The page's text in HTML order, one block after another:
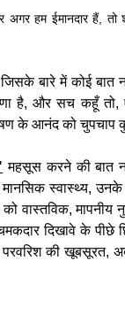
हम ईमानदार हैं, तो
बारे में कोई बात
है, और सच कहूँ तो,
के आनंद को चुपचाप
महसूस करने की बात
मानसिक स्वास्थ्य,
को वास्तविक,
दिखावे के पीछे
की खूबसूरत,